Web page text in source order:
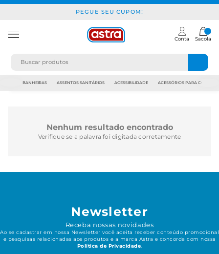
PEGUE SEU CUPOM!
Conta Sacola
BANHEIRAS ASSENTOS SANITÁRIOS ACESSIBILIDADE ACESSÓRIOS PARA
Nenhum resultado encontrado
Verifique se a palavra foi digitada corretamente
Newsletter
Receba nossas novidades
Ao se cadastrar em nossa Newsletter você aceita receber conteúdo promocional
e pesquisas relacionadas aos produtos e a marca Astra e concorda com nossa
Política de Privacidade.